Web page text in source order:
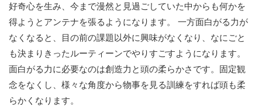
好奇心を生み、今まで漫然と見過ごしていた中からも何かを
得ようとアンテナを張るようになります。 一方面白がる力が
なくなると、目の前の課題以外に興味がなくなり、なにごと
も決まりきったルーティーンでやりすごすようになります。
面白がる力に必要なのは創造力と頭の柔らかさです。固定観
念をなくし、様々な角度から物事を見る訓練をすれば頭も柔
らかくなります。